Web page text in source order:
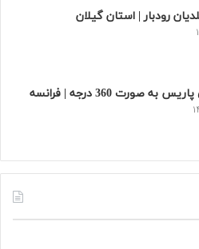
رودبار | استان گیلان
به صورت 360 درجه | فرانسه